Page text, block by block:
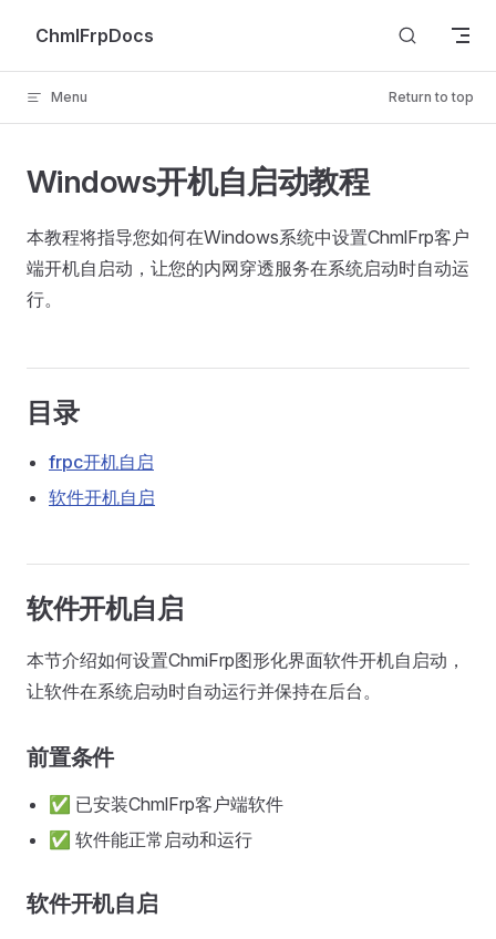
Skip to content
ChmlFrpDocs
Menu Return to top
Windows开机自启动教程
本教程将指导您如何在Windows系统中设置ChmlFrp客户
端开机自启动，让您的内网穿透服务在系统启动时自动运
行。
目录
frpc开机自启
软件开机自启
软件开机自启
本节介绍如何设置ChmiFrp图形化界面软件开机自启动，
让软件在系统启动时自动运行并保持在后台。
前置条件
✅ 已安装ChmlFrp客户端软件
✅ 软件能正常启动和运行
软件开机自启